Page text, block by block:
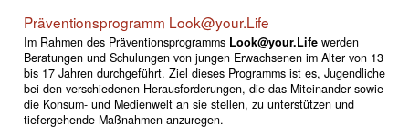
Präventionsprogramm Look@your.Life
Im Rahmen des Präventionsprogramms Look@your.Lifewerden
Beratungen und Schulungen von jungen Erwachsenen im Alter von 13
bis 17 Jahren durchgeführt. Ziel dieses Programms ist es, Jugendliche
bei den verschiedenen Herausforderungen, die das Miteinander sowie
die Konsum- und Medienwelt an sie stellen, zu unterstützen und
tiefergehende Maßnahmen anzuregen.